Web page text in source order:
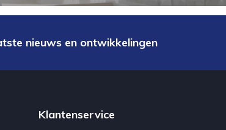
nieuws en ontwikkelingen
Klantenservice